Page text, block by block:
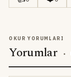
OKUR YORUMLARI
Yorumlar ·